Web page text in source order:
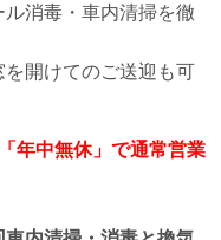
消毒・車内清掃を徹
開けてのご送迎も可
「年中無休」で通常営業